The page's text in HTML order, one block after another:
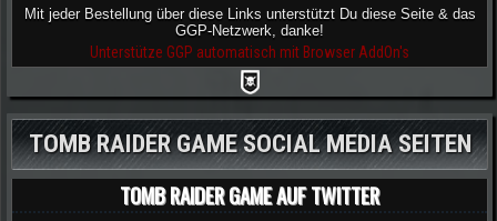
Mit jeder Bestellung über diese Links unterstützt Du diese Seite & das
GGP-Netzwerk, danke!
Unterstütze GGP automatisch mit Browser AddOn's
TOMB RAIDER GAME SOCIAL MEDIA SEITEN
TOMB RAIDER GAME AUF TWITTER